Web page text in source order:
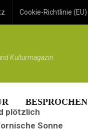
Cookie-Richtlinie (EU)
Kulturmagazin
BESPROCHEN
plötzlich
Sonne